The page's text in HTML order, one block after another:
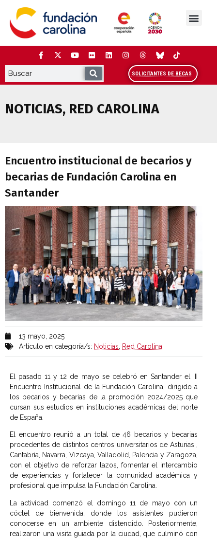
contenido
SOLICITANTES DE BECAS
NOTICIAS, RED CAROLINA
Encuentro institucional de becarios y
becarias de Fundación Carolina en
Santander
13 mayo, 2025
Artículo en categoría/s: Noticias Red Carolina
El pasado 11 y 12 de mayo se celebró en Santander el III
Encuentro Institucional de la Fundación Carolina, dirigido a
los becarios y becarias de la promoción 2024/2025 que
cursan sus estudios en instituciones académicas del norte
de España.
El encuentro reunió a un total de 46 becarios y becarias
procedentes de distintos centros universitarios de Asturias ,
Cantabria, Navarra, Vizcaya, Valladolid, Palencia y Zaragoza,
con el objetivo de reforzar lazos, fomentar el intercambio
de experiencias y fortalecer la comunidad académica y
profesional que impulsa la Fundación Carolina.
La actividad comenzó el domingo 11 de mayo con un
cóctel de bienvenida, donde los asistentes pudieron
conocerse en un ambiente distendido. Posteriormente,
realizaron una visita guiada por la ciudad, que culminó con